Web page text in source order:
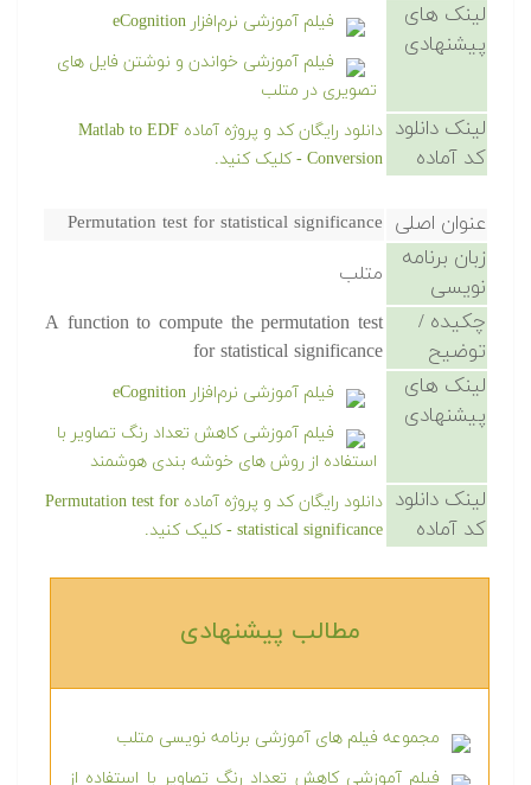
لینک های
پیشنهادی
فیلم آموزشی نرم‌افزار eCognition
فیلم آموزشی خواندن و نوشتن فایل های
تصویری در متلب
لینک دانلود
کد آماده
دانلود رایگان کد و پروژه آماده Matlab to EDF
Conversion - کلیک کنید.
عنوان اصلی Permutation test for statistical significance
زبان برنامه
نویسی
متلب
چکیده /
توضیح
A function to compute the permutation test
for statistical significance
لینک های
پیشنهادی
فیلم آموزشی نرم‌افزار eCognition
فیلم آموزشی کاهش تعداد رنگ تصاویر با
استفاده از روش های خوشه بندی هوشمند
لینک دانلود
کد آماده
دانلود رایگان کد و پروژه آماده Permutation test for
statistical significance - کلیک کنید.
مطالب پیشنهادی‎
مجموعه فیلم های آموزشی برنامه نویسی متلب
فیلم آموزشی کاهش تعداد رنگ تصاویر با استفاده از